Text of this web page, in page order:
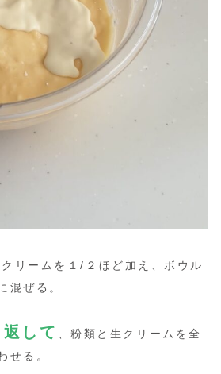
リームを１/２ほど加え、ボウル
混ぜる。
して 、粉類と生クリームを全
せる。